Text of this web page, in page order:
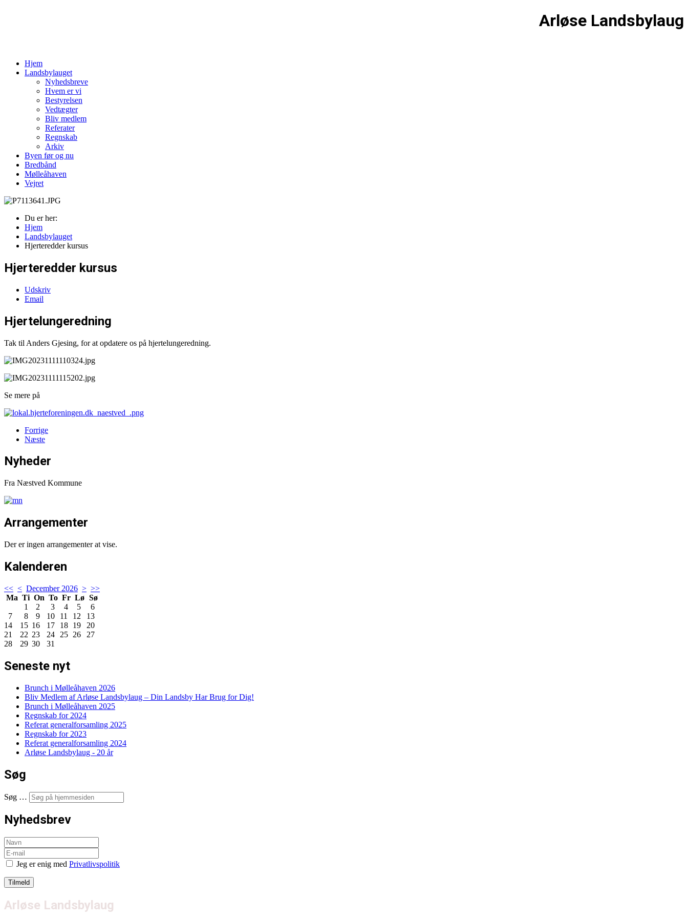
Arløse Landsbylaug
Hjem
Landsbylauget
Nyhedsbreve
Hvem er vi
Bestyrelsen
Vedtægter
Bliv medlem
Referater
Regnskab
Arkiv
Byen før og nu
Bredbånd
Mølleåhaven
Vejret
Du er her:
Hjem
Landsbylauget
Hjerteredder kursus
Hjerteredder kursus
Udskriv
Email
Hjertelungeredning
Tak til Anders Gjesing, for at opdatere os på hjertelungeredning.
Se mere på
Forrige
Næste
Nyheder
Fra Næstved Kommune
Arrangementer
Der er ingen arrangementer at vise.
Kalenderen
<< < December 2026 > >>
Ma Ti On To Fr Lø Sø
1
2 3 4 5
6
7
8 9 10 11 12
13
14
15 16 17 18 19
20
21
22 23 24 25 26
27
28
29 30 31
Seneste nyt
Brunch i Mølleåhaven 2026
Bliv Medlem af Arløse Landsbylaug – Din Landsby Har Brug for Dig!
Brunch i Mølleåhaven 2025
Regnskab for 2024
Referat generalforsamling 2025
Regnskab for 2023
Referat generalforsamling 2024
Arløse Landsbylaug - 20 år
Søg
Søg …
Nyhedsbrev
Jeg er enig med Privatlivspolitik
Arløse Landsbylaug